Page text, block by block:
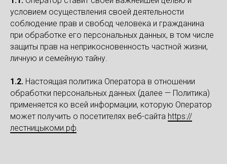
условием осуществления своей деятельности
соблюдение прав и свобод человека и гражданина
при обработке его персональных данных, в том числе
защиты прав на неприкосновенность частной жизни,
личную и семейную тайну.
1.2. Настоящая политика Оператора в отношении
обработки персональных данных (далее — Политика)
применяется ко всей информации, которую Оператор
может получить о посетителях веб-сайта https://
лестницыкоми.рф.